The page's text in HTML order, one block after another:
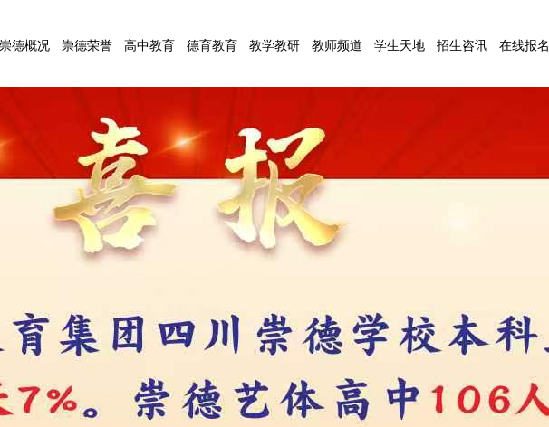
崇德概况 崇德荣誉 高中教育 德育教育 教学教研 教师频道 学生天地 招生咨讯 在线报名